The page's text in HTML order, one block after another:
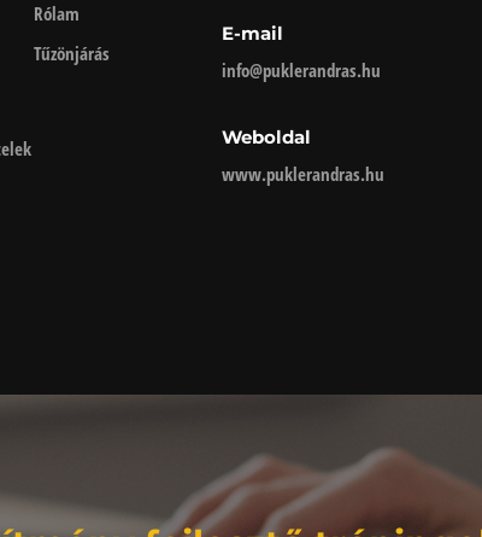
Rólam
Tűzönjárás
E-mail
info@puklerandras.hu
Weboldal
www.puklerandras.hu